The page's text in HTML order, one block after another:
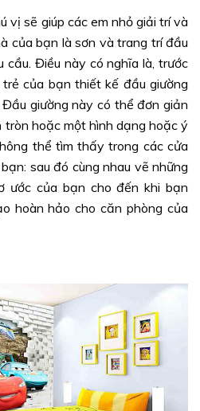
vị sẽ giúp các em nhỏ giải trí và
của bạn là sơn và trang trí đầu
cầu. Điều này có nghĩa là, trước
của bạn thiết kế đầu giường
giường này có thể đơn giản
tròn hoặc một hình dạng hoặc ý
thể tìm thấy trong các cửa
sau đó cùng nhau vẽ những
ước của bạn cho đến khi bạn
hoàn hảo cho căn phòng của